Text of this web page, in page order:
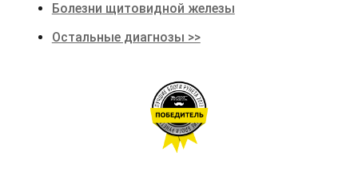
Болезни щитовидной железы
Остальные диагнозы >>